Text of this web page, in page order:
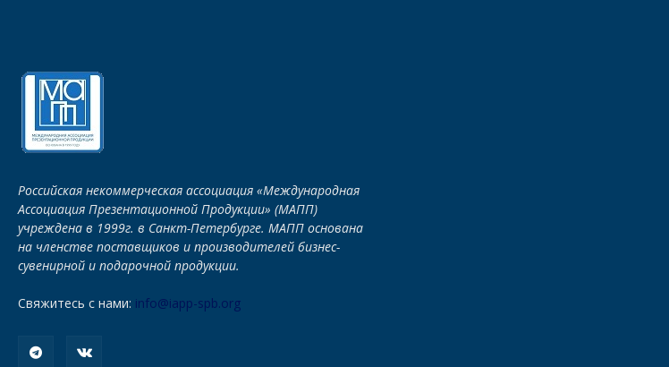
Российская некоммерческая ассоциация «Международная
Ассоциация Презентационной Продукции» (МАПП)
учреждена в 1999г. в Санкт-Петербурге. МАПП основана
на членстве поставщиков и производителей бизнес-
сувенирной и подарочной продукции.
Свяжитесь с нами: info@iapp-spb.org